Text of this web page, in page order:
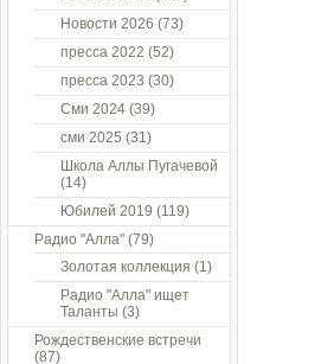
Новости 2026 (73)
пресса 2022 (52)
пресса 2023 (30)
Сми 2024 (39)
сми 2025 (31)
Школа Аллы Пугачевой
(14)
Юбилей 2019 (119)
Радио "Алла" (79)
Золотая коллекция (1)
Радио "Алла" ищет
Таланты (3)
Рождественские встречи
(87)